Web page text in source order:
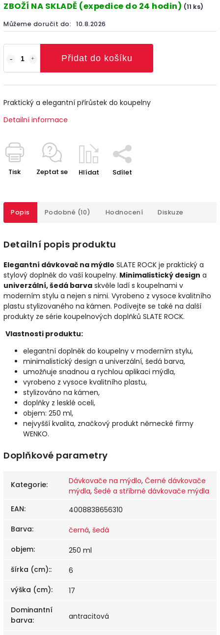
ZBOŽÍ NA SKLADĚ (expedice do 24 hodin) (11 ks)
Můžeme doručit do: 10.8.2026
Přidat do košíku
Praktický a elegantní přírůstek do koupelny
Detailní informace
Tisk Zeptat se Hlídat Sdílet
Popis Podobné (10) Hodnocení Diskuze
Detailní popis produktu
Elegantní dávkovač na mýdlo SLATE ROCK je praktický a
stylový doplněk do vaší koupelny. Minimalistický design a
univerzální, šedá barva skvěle ladí s koupelnami v
moderním stylu a nejen s nimi. Vyrobeno z vysoce kvalitního
plastu stylizovaného na kámen. Podívejte se také na další
produkty ze série koupelnových doplňků SLATE ROCK.
Vlastnosti produktu:
elegantní doplněk do koupelny v moderním stylu,
minimalistický design a univerzální, šedá barva,
umožňuje snadnou a rychlou aplikaci mýdla,
vyrobeno z vysoce kvalitního plastu,
stylizováno na kámen,
doplňky z lesklé oceli,
objem: 250 ml,
nejvyšší kvalita, značkový produkt německé firmy
WENKO.
Doplňkové parametry
Kategorie: Dávkovače na mýdlo, Černé dávkovače
mýdla, Šedé a stříbrné dávkovače mýdla
EAN:
4008838656310
Barva: černá, šedá
objem:
250 ml
šírka (cm)::
6
výška (cm):
17
Dominantní
barva: antracitová